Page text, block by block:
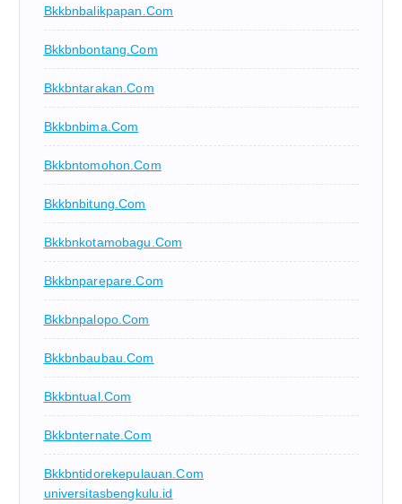
Bkkbnbalikpapan.com
Bkkbnbontang.com
Bkkbntarakan.com
Bkkbnbima.com
Bkkbntomohon.com
Bkkbnbitung.com
Bkkbnkotamobagu.com
Bkkbnparepare.com
Bkkbnpalopo.com
Bkkbnbaubau.com
Bkkbntual.com
Bkkbnternate.com
Bkkbntidorekepulauan.com
universitasbengkulu.id